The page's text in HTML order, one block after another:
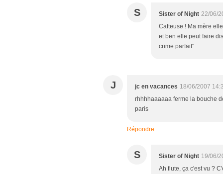
S Sister of Night 22/06/
Cafteuse ! Ma mère
et ben elle peut faire
crime parfait"
J jc en vacances 18/06/2007
rhhhhaaaaaa ferme la bouche
paris
Répondre
S Sister of Night 19/06/
Ah flute, ça c'est vu ?